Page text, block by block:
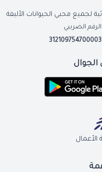
لجميع محبي الحيوانات الأليفة
الرقم الضريبي
312109754700003